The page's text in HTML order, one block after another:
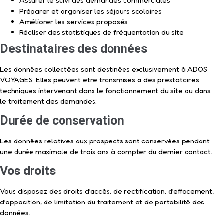
Préparer et organiser les séjours scolaires
Améliorer les services proposés
Réaliser des statistiques de fréquentation du site
Destinataires des données
Les données collectées sont destinées exclusivement à ADOS
VOYAGES. Elles peuvent être transmises à des prestataires
techniques intervenant dans le fonctionnement du site ou dans
le traitement des demandes.
Durée de conservation
Les données relatives aux prospects sont conservées pendant
une durée maximale de trois ans à compter du dernier contact.
Vos droits
Vous disposez des droits d’accès, de rectification, d’effacement,
d’opposition, de limitation du traitement et de portabilité des
données.